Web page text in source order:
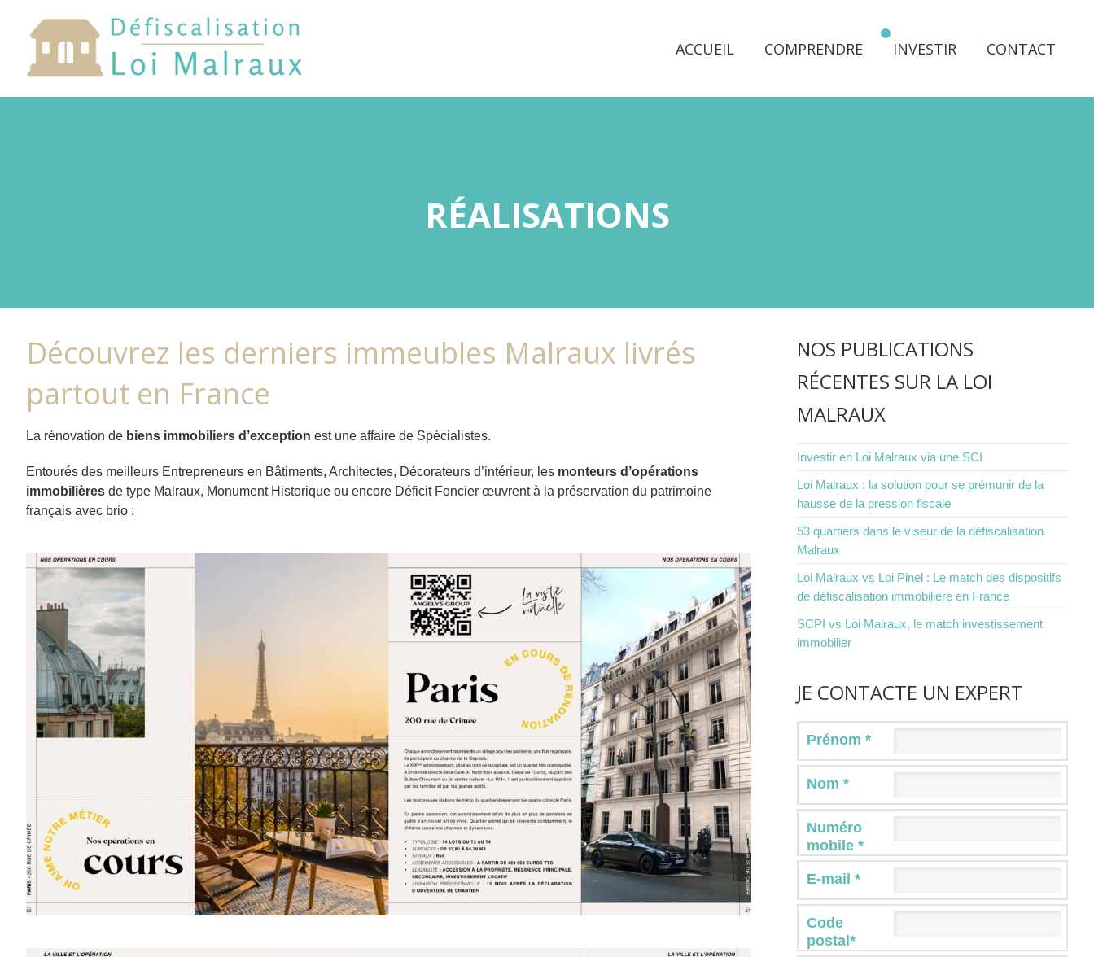
ACCUEIL COMPRENDRE INVESTIR CONTACT
RÉALISATIONS
Découvrez les derniers immeubles Malraux livrés
partout en France
La rénovation de biens immobiliers d’exception est une affaire de Spécialistes.
Entourés des meilleurs Entrepreneurs en Bâtiments, Architectes, Décorateurs d’intérieur, les monteurs d’opérations
immobilières de type Malraux, Monument Historique ou encore Déficit Foncier œuvrent à la préservation du patrimoine
français avec brio :
NOS PUBLICATIONS
RÉCENTES SUR LA LOI
MALRAUX
Investir en Loi Malraux via une SCI
Loi Malraux : la solution pour se prémunir de la
hausse de la pression fiscale
53 quartiers dans le viseur de la défiscalisation
Malraux
Loi Malraux vs Loi Pinel : Le match des dispositifs
de défiscalisation immobilière en France
SCPI vs Loi Malraux, le match investissement
immobilier
JE CONTACTE UN EXPERT
Prénom *
Nom *
Numéro
mobile *
E-mail *
Code
postal*